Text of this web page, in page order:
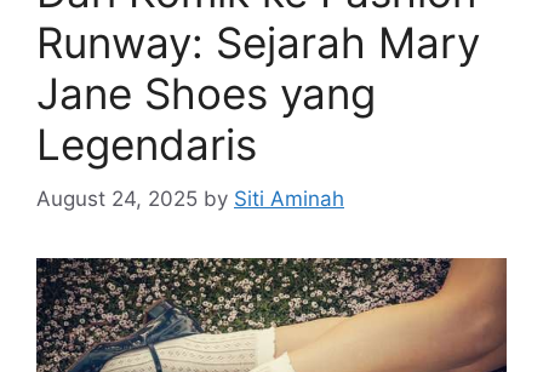
Runway: Sejarah Mary
Jane Shoes yang
Legendaris
August 24, 2025 by Siti Aminah